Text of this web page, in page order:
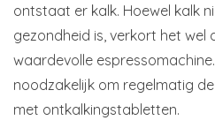
ontstaat er kalk. Hoewel kalk
gezondheid is, verkort het wel
waardevolle
noodzakelijk om regelmatig
met ontkalkingstabletten.